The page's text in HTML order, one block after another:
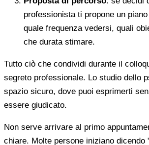
professionista ti propone un
quale frequenza vedersi, quali
che durata stimare.
Tutto ciò che condividi durante il
segreto professionale. Lo studio dello
spazio sicuro, dove puoi esprimerti
essere giudicato.
Non serve arrivare al primo
chiare. Molte persone iniziano dicendo